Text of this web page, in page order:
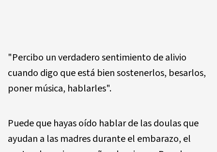
"Percibo un verdadero sentimiento de alivio
cuando digo que está bien sostenerlos, besarlos,
poner música, hablarles".
Puede que hayas oído hablar de las doulas que
ayudan a las madres durante el embarazo, el